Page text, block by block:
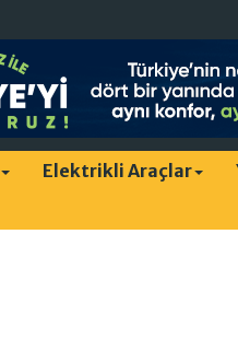
Elektrikli Araçlar